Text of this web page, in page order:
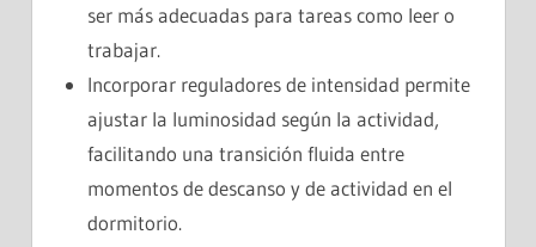
ser más adecuadas para tareas como leer o
trabajar.
Incorporar reguladores de intensidad permite
ajustar la luminosidad según la actividad,
facilitando una transición fluida entre
momentos de descanso y de actividad en el
dormitorio.